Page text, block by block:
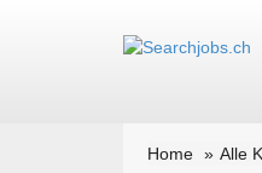
Home Alle